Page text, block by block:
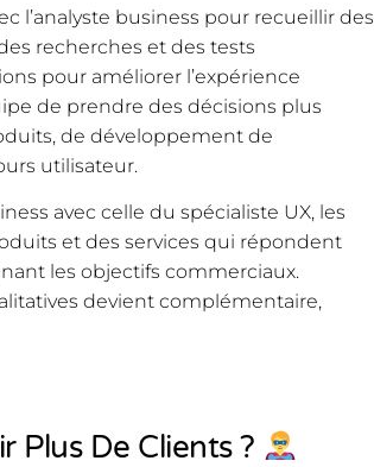
l’analyste business pour recueillir des
recherches et des tests
pour améliorer l’expérience
de prendre des décisions plus
de développement de
utilisateur.
avec celle du spécialiste UX, les
et des services qui répondent
les objectifs commerciaux.
devient complémentaire,
Plus De Clients ?